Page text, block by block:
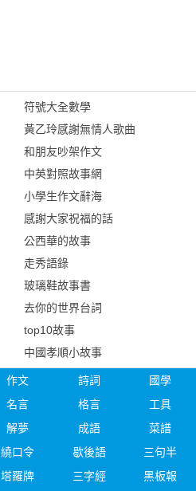
符號大全數學
黃乙玲感謝無情人歌曲
和朋友吵架作文
中英對照故事網
小學生作文辭海
感謝大家祝福的話
公西華的故事
走秀語錄
玻璃鞋故事書
去你的世界台詞
top10故事
中國孝順小故事
作文 詩詞
國學
名言 格言
工具
解夢 成語
菜譜
繞口令 歇後語
三句半
塔羅牌 三字經 黑板報